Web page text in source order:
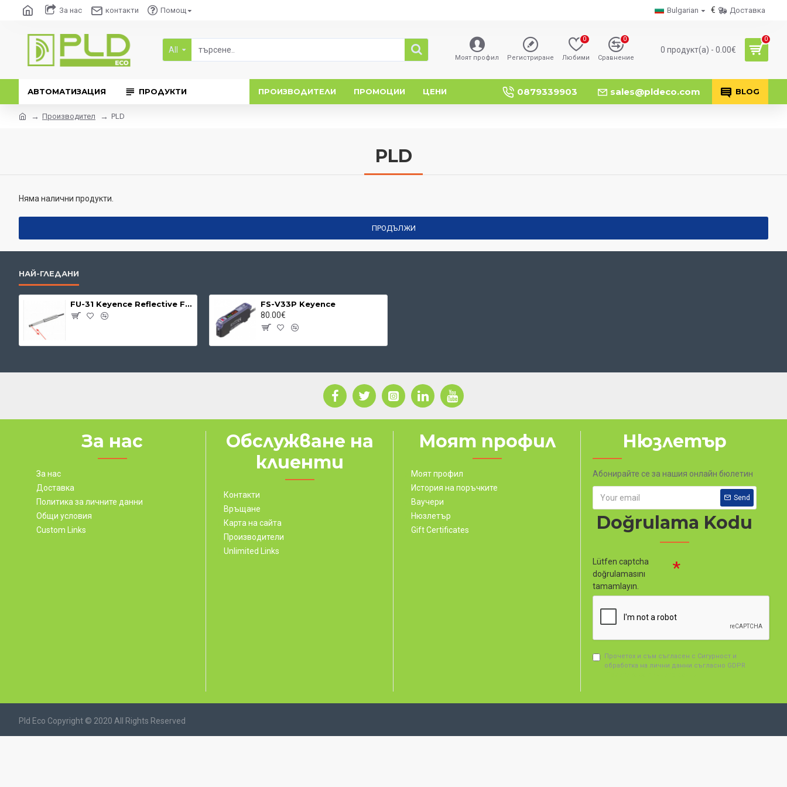
За нас контакти Помощ Bulgarian € Доставка
All
Моят профил Регистриране Любими
0
Сравнение
0
0 продукт(а) - 0.00€
0
АВТОМАТИЗАЦИЯ ПРОДУКТИ ПРОИЗВОДИТЕЛИ ПРОМОЦИИ ЦЕНИ 0879339903 sales@pldeco.com BLOG
Производител PLD
PLD
Няма налични продукти.
ПРОДЪЛЖИ
НАЙ-ГЛЕДАНИ
FU-31 Keyence Reflective Fibre Unit
FS-V33P Keyence
80.00€
За нас
За нас
Доставка
Политика за личните данни
Общи условия
Custom Links
Обслужване на
клиенти
Контакти
Връщане
Карта на сайта
Производители
Unlimited Links
Моят профил
Моят профил
История на поръчките
Ваучери
Нюзлетър
Gift Certificates
Нюзлетър
Абонирайте се за нашия онлайн бюлетин
Send
Doğrulama Kodu
Lütfen captcha
doğrulamasını
tamamlayın.
Прочетох и съм съгласен с Сигурност и
обработка на лични данни съгласно GDPR
Pld Eco Copyright © 2020 All Rights Reserved